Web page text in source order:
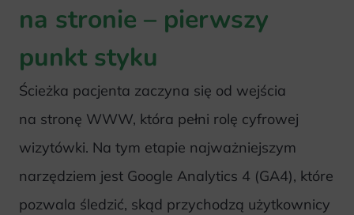
na stronie – pierwszy
punkt styku
Ścieżka pacjenta zaczyna się od wejścia
na stronę WWW, która pełni rolę cyfrowej
wizytówki. Na tym etapie najważniejszym
narzędziem jest Google Analytics 4 (GA4), które
pozwala śledzić, skąd przychodzą użytkownicy